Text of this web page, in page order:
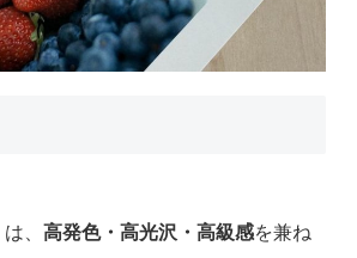
、 高発色・高光沢・高級感を兼ね